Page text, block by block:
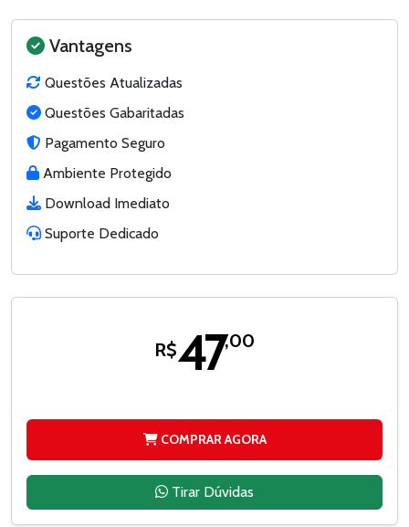
Vantagens
Questões Atualizadas
Questões Gabaritadas
Pagamento Seguro
Ambiente Protegido
Download Imediato
Suporte Dedicado
R$47,00
COMPRAR AGORA
Tirar Dúvidas